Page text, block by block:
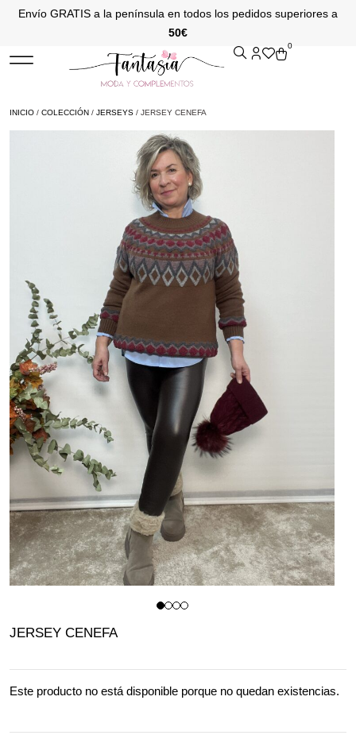
Envío GRATIS a la península en todos los pedidos superiores a
50€
0
INICIO / COLECCIÓN / JERSEYS / JERSEY CENEFA
JERSEY CENEFA
Este producto no está disponible porque no quedan existencias.